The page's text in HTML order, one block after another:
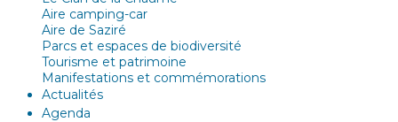
Aire camping-car
Aire de Saziré
Parcs et espaces de biodiversité
Tourisme et patrimoine
Manifestations et commémorations
Actualités
Agenda